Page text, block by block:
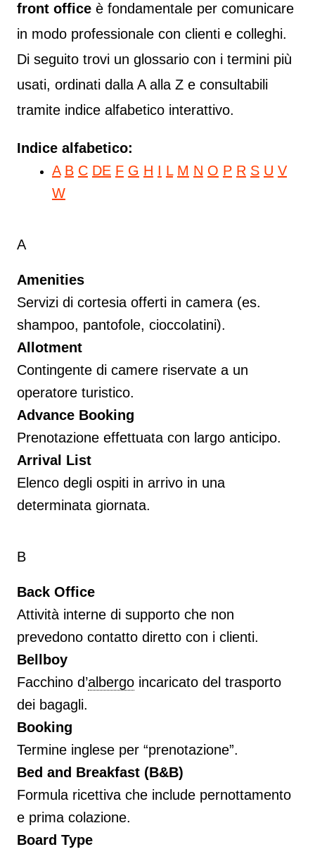
front officeè fondamentale per comunicare
in modo professionale con clienti e colleghi.
Di seguito trovi un glossario con i termini più
usati, ordinati dalla A alla Z e consultabili
tramite indice alfabetico interattivo.
Indice alfabetico:
A B C DE F G H I L M N O P R S U V
W
A
Amenities
Servizi di cortesia offerti in camera (es.
shampoo, pantofole, cioccolatini).
Allotment
Contingente di camere riservate a un
operatore turistico.
Advance Booking
Prenotazione effettuata con largo anticipo.
Arrival List
Elenco degli ospiti in arrivo in una
determinata giornata.
B
Back Office
Attività interne di supporto che non
prevedono contatto diretto con i clienti.
Bellboy
Facchino d’albergoincaricato del trasporto
dei bagagli.
Booking
Termine inglese per “prenotazione”.
Bed and Breakfast (B&B)
Formula ricettiva che include pernottamento
e prima colazione.
Board Type